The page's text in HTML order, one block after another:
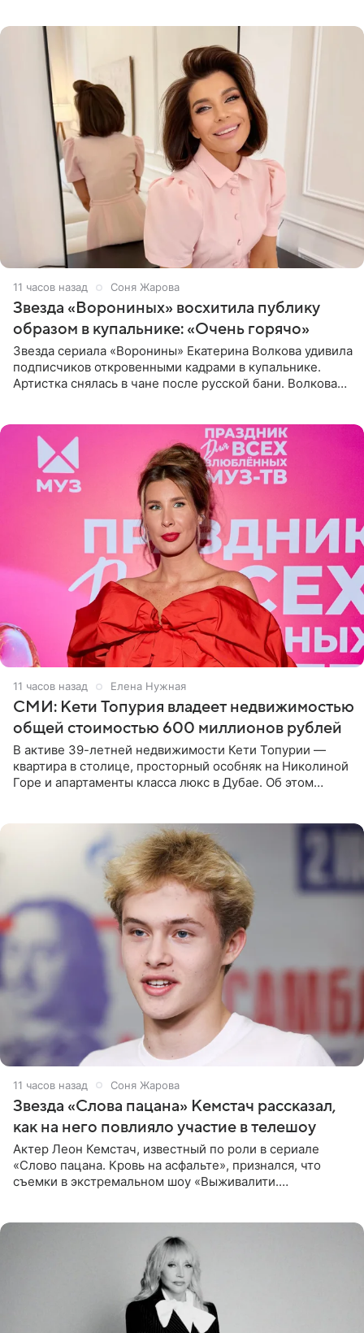
11 часов назад Соня Жарова
Звезда «Ворониных» восхитила публику
образом в купальнике: «Очень горячо»
Звезда сериала «Воронины» Екатерина Волкова удивила
подписчиков откровенными кадрами в купальнике.
Артистка снялась в чане после русской бани. Волкова
11 часов назад Елена Нужная
СМИ: Кети Топурия владеет недвижимостью
общей стоимостью 600 миллионов рублей
В активе 39-летней недвижимости Кети Топурии —
квартира в столице, просторный особняк на Николиной
Горе и апартаменты класса люкс в Дубае. Об этом
11 часов назад Соня Жарова
Звезда «Слова пацана» Кемстач рассказал,
как на него повлияло участие в телешоу
Актер Леон Кемстач, известный по роли в сериале
«Слово пацана. Кровь на асфальте», признался, что
съемки в экстремальном шоу «Выживалити.